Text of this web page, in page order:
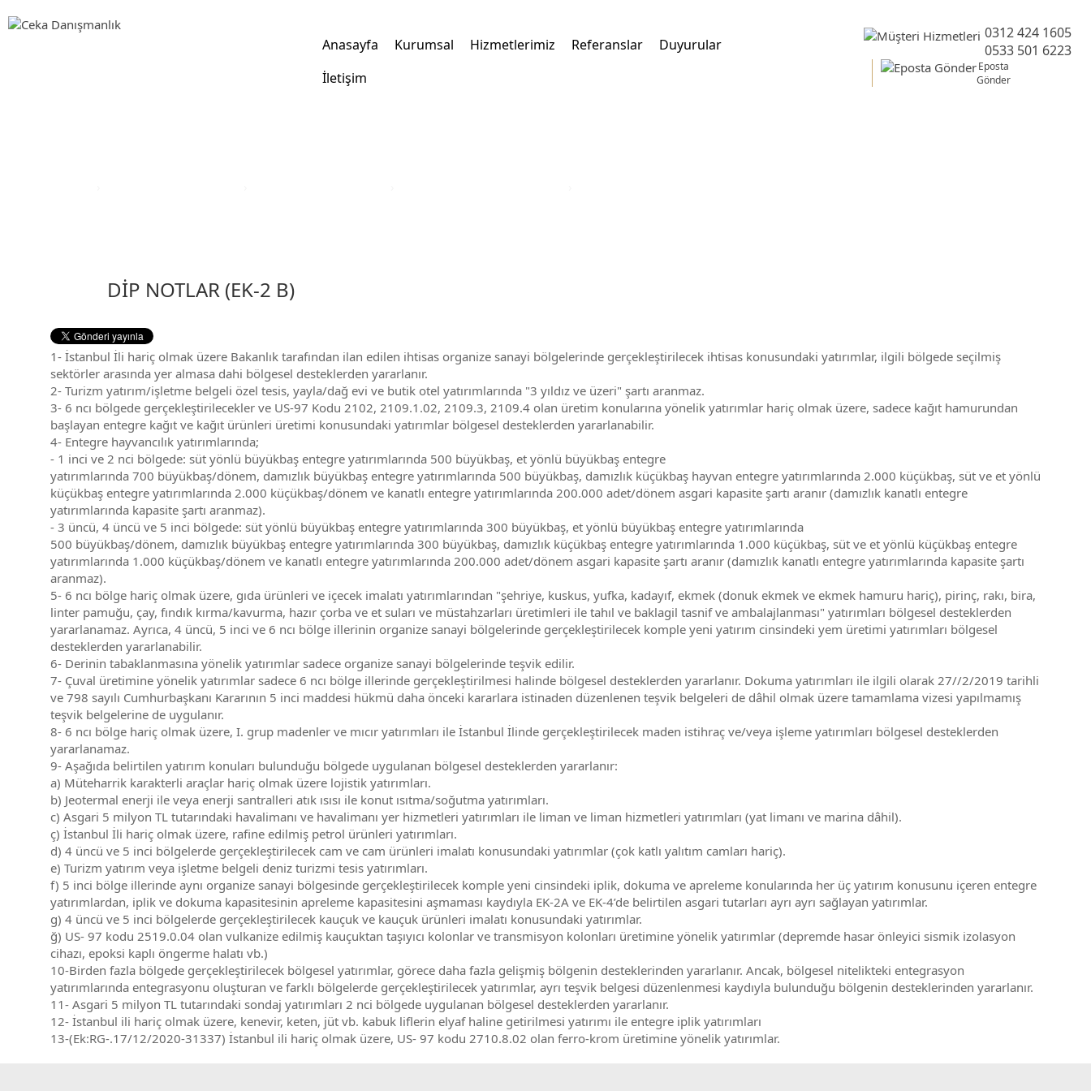
Anasayfa Kurumsal Hizmetlerimiz Referanslar
Duyurular
İletişim
0312 424 1605
0533 501 6223
Eposta
Gönder
DİP NOTLAR (EK-2 B)
1- İstanbul İli hariç olmak üzere Bakanlık tarafından ilan edilen ihtisas organize sanayi bölgelerinde gerçekleştirilecek ihtisas konusundaki yatırımlar, ilgili bölgede seçilmiş
sektörler arasında yer almasa dahi bölgesel desteklerden yararlanır.
2- Turizm yatırım/işletme belgeli özel tesis, yayla/dağ evi ve butik otel yatırımlarında "3 yıldız ve üzeri" şartı aranmaz.
3- 6 ncı bölgede gerçekleştirilecekler ve US-97 Kodu 2102, 2109.1.02, 2109.3, 2109.4 olan üretim konularına yönelik yatırımlar hariç olmak üzere, sadece kağıt hamurundan
başlayan entegre kağıt ve kağıt ürünleri üretimi konusundaki yatırımlar bölgesel desteklerden yararlanabilir.
4- Entegre hayvancılık yatırımlarında;
- 1 inci ve 2 nci bölgede: süt yönlü büyükbaş entegre yatırımlarında 500 büyükbaş, et yönlü büyükbaş entegre
yatırımlarında 700 büyükbaş/dönem, damızlık büyükbaş entegre yatırımlarında 500 büyükbaş, damızlık küçükbaş hayvan entegre yatırımlarında 2.000 küçükbaş, süt ve et yönlü
küçükbaş entegre yatırımlarında 2.000 küçükbaş/dönem ve kanatlı entegre yatırımlarında 200.000 adet/dönem asgari kapasite şartı aranır (damızlık kanatlı entegre
yatırımlarında kapasite şartı aranmaz).
- 3 üncü, 4 üncü ve 5 inci bölgede: süt yönlü büyükbaş entegre yatırımlarında 300 büyükbaş, et yönlü büyükbaş entegre yatırımlarında
500 büyükbaş/dönem, damızlık büyükbaş entegre yatırımlarında 300 büyükbaş, damızlık küçükbaş entegre yatırımlarında 1.000 küçükbaş, süt ve et yönlü küçükbaş entegre
yatırımlarında 1.000 küçükbaş/dönem ve kanatlı entegre yatırımlarında 200.000 adet/dönem asgari kapasite şartı aranır (damızlık kanatlı entegre yatırımlarında kapasite şartı
aranmaz).
5- 6 ncı bölge hariç olmak üzere, gıda ürünleri ve içecek imalatı yatırımlarından "şehriye, kuskus, yufka, kadayıf, ekmek (donuk ekmek ve ekmek hamuru hariç), pirinç, rakı, bira,
linter pamuğu, çay, fındık kırma/kavurma, hazır çorba ve et suları ve müstahzarları üretimleri ile tahıl ve baklagil tasnif ve ambalajlanması" yatırımları bölgesel desteklerden
yararlanamaz. Ayrıca, 4 üncü, 5 inci ve 6 ncı bölge illerinin organize sanayi bölgelerinde gerçekleştirilecek komple yeni yatırım cinsindeki yem üretimi yatırımları bölgesel
desteklerden yararlanabilir.
6- Derinin tabaklanmasına yönelik yatırımlar sadece organize sanayi bölgelerinde teşvik edilir.
7- Çuval üretimine yönelik yatırımlar sadece 6 ncı bölge illerinde gerçekleştirilmesi halinde bölgesel desteklerden yararlanır. Dokuma yatırımları ile ilgili olarak 27//2/2019 tarihli
ve 798 sayılı Cumhurbaşkanı Kararının 5 inci maddesi hükmü daha önceki kararlara istinaden düzenlenen teşvik belgeleri de dâhil olmak üzere tamamlama vizesi yapılmamış
teşvik belgelerine de uygulanır.
8- 6 ncı bölge hariç olmak üzere, I. grup madenler ve mıcır yatırımları ile İstanbul İlinde gerçekleştirilecek maden istihraç ve/veya işleme yatırımları bölgesel desteklerden
yararlanamaz.
9- Aşağıda belirtilen yatırım konuları bulunduğu bölgede uygulanan bölgesel desteklerden yararlanır:
a) Müteharrik karakterli araçlar hariç olmak üzere lojistik yatırımları.
b) Jeotermal enerji ile veya enerji santralleri atık ısısı ile konut ısıtma/soğutma yatırımları.
c) Asgari 5 milyon TL tutarındaki havalimanı ve havalimanı yer hizmetleri yatırımları ile liman ve liman hizmetleri yatırımları (yat limanı ve marina dâhil).
ç) İstanbul İli hariç olmak üzere, rafine edilmiş petrol ürünleri yatırımları.
d) 4 üncü ve 5 inci bölgelerde gerçekleştirilecek cam ve cam ürünleri imalatı konusundaki yatırımlar (çok katlı yalıtım camları hariç).
e) Turizm yatırım veya işletme belgeli deniz turizmi tesis yatırımları.
f) 5 inci bölge illerinde aynı organize sanayi bölgesinde gerçekleştirilecek komple yeni cinsindeki iplik, dokuma ve apreleme konularında her üç yatırım konusunu içeren entegre
yatırımlardan, iplik ve dokuma kapasitesinin apreleme kapasitesini aşmaması kaydıyla EK-2A ve EK-4’de belirtilen asgari tutarları ayrı ayrı sağlayan yatırımlar.
g) 4 üncü ve 5 inci bölgelerde gerçekleştirilecek kauçuk ve kauçuk ürünleri imalatı konusundaki yatırımlar.
ğ) US- 97 kodu 2519.0.04 olan vulkanize edilmiş kauçuktan taşıyıcı kolonlar ve transmisyon kolonları üretimine yönelik yatırımlar (depremde hasar önleyici sismik izolasyon
cihazı, epoksi kaplı öngerme halatı vb.)
10-Birden fazla bölgede gerçekleştirilecek bölgesel yatırımlar, görece daha fazla gelişmiş bölgenin desteklerinden yararlanır. Ancak, bölgesel nitelikteki entegrasyon
yatırımlarında entegrasyonu oluşturan ve farklı bölgelerde gerçekleştirilecek yatırımlar, ayrı teşvik belgesi düzenlenmesi kaydıyla bulunduğu bölgenin desteklerinden yararlanır.
11- Asgari 5 milyon TL tutarındaki sondaj yatırımları 2 nci bölgede uygulanan bölgesel desteklerden yararlanır.
12- İstanbul ili hariç olmak üzere, kenevir, keten, jüt vb. kabuk liflerin elyaf haline getirilmesi yatırımı ile entegre iplik yatırımları
13-(Ek:RG-.17/12/2020-31337) İstanbul ili hariç olmak üzere, US- 97 kodu 2710.8.02 olan ferro-krom üretimine yönelik yatırımlar.